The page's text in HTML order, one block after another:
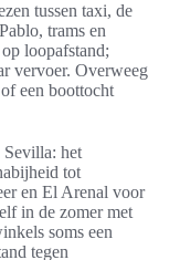
tussen taxi, de
trams en
loopafstand;
vervoer. Overweeg
een boottocht
Sevilla: het
tot
en El Arenal voor
in de zomer met
soms een
tegen